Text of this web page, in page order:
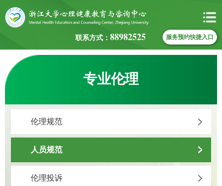
服务预约快捷入口
联系方式： 88982525
专业伦理
伦理规范
人员规范
伦理投诉